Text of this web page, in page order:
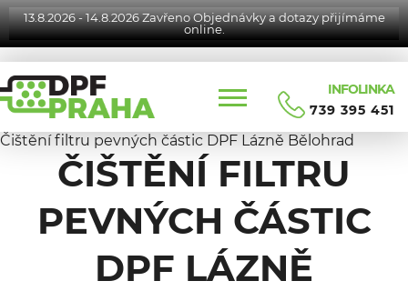
13.8.2026 - 14.8.2026 Zavřeno Objednávky a dotazy přijímáme
online.
INFOLINKA
739 395 451
Čištění filtru pevných částic DPF Lázně Bělohrad
ČIŠTĚNÍ FILTRU
PEVNÝCH ČÁSTIC
DPF LÁZNĚ